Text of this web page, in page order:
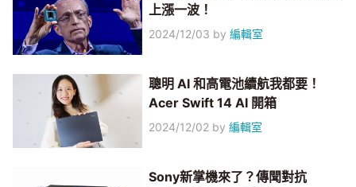
上漲一波！
2024/12/03 by編輯室
聰明 AI 和高電池續航我都要！
Acer Swift 14 AI 開箱
2024/12/02 by編輯室
Sony新掌機來了？傳聞對抗